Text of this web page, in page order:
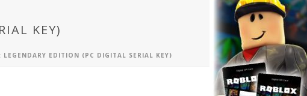
KEY)
LEGENDARY EDITION (PC DIGITAL SERIAL KEY)